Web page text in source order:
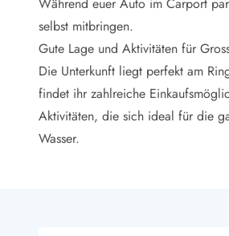
Urlaub mit Kindern
Urlaub mit Hund
Urlaub am Strand
Urlaub in der Natur
Finde Bernstein am Strand
Indoorspielländer in Dänemark
Zoos und Tierparks in Dänemark
selbst mitbringen.
Gute Lage und Aktivitäten für
Die Unterkunft liegt perfekt am
findet ihr zahlreiche
Aktivitäten, die sich ideal für die
Wasser.